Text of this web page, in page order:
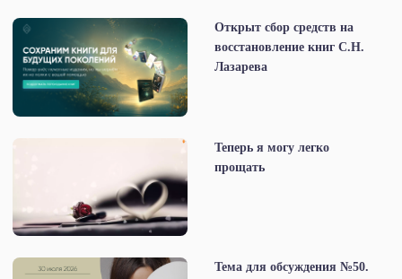
Открыт сбор средств на
восстановление книг С.Н.
Лазарева
Теперь я могу легко
прощать
Тема для обсуждения №50.